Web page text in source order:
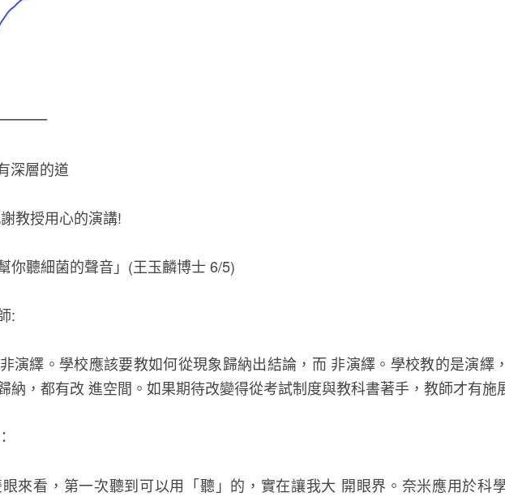
深層的道
教授用心的演講!
你聽細菌的聲音」(王玉麟博士 6/5)
:
演繹。學校應該要教如何從現象歸納出結論，而 非演繹。學校教的是演繹
納，都有改 進空間。如果期待改變得從考試制度與教科書著手，教師才有施
來看，第一次聽到可以用「聽」的，實在讓我大 開眼界。奈米應用於科